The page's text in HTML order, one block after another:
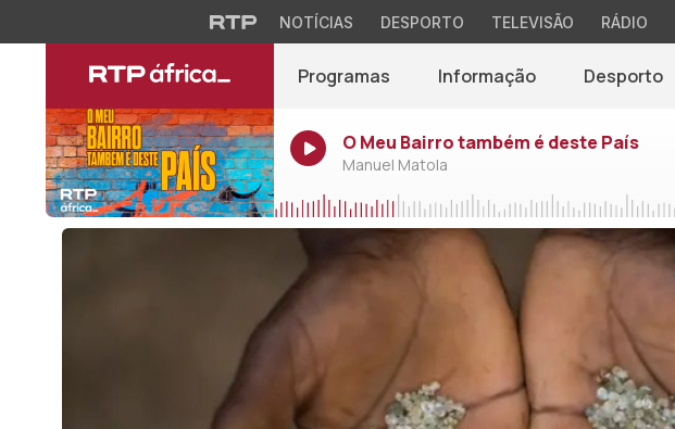
NOTÍCIAS DESPORTO TELEVISÃO RÁDIO
Programas Informação Desporto
O Meu Bairro também é deste País
Manuel Matola